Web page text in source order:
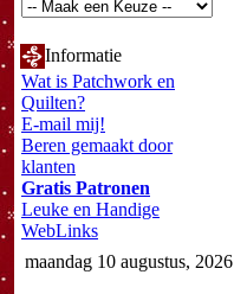
Informatie
Wat is Patchwork en
Quilten?
E-mail mij!
Beren gemaakt door
klanten
Gratis Patronen
Leuke en Handige
WebLinks
maandag 10 augustus, 2026